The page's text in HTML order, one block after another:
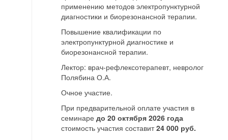
применению методов электропунктурной
диагностики и биорезонансной терапии.
Повышение квалификации по
электропунктурной диагностике и
биорезонансной терапии.
Лектор: врач-рефлексотерапевт, невролог
Полябина О.А.
Очное участие.
При предварительной оплате участия в
семинаре до 20 октября 2026 года
стоимость участия составит24 000 руб.